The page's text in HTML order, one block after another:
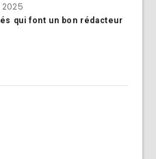
2025
qui font un bon rédacteur